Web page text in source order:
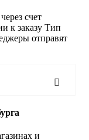
счет
к заказу Тип
отправят
и